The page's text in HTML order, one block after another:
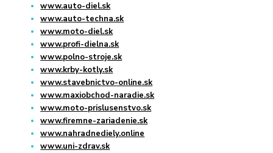
www.auto-diel.sk
www.auto-techna.sk
www.moto-diel.sk
www.profi-dielna.sk
www.polno-stroje.sk
www.krby-kotly.sk
www.stavebnictvo-online.sk
www.maxiobchod-naradie.sk
www.moto-prislusenstvo.sk
www.firemne-zariadenie.sk
www.nahradnediely.online
www.uni-zdrav.sk